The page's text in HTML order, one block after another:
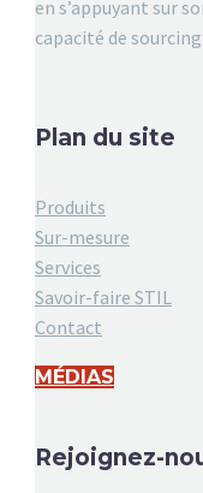
en s’appuyant sur
capacité de sourcing
Plan du site
Produits
Sur-mesure
Services
Savoir-faire STIL
Contact
MÉDIAS
Rejoignez-